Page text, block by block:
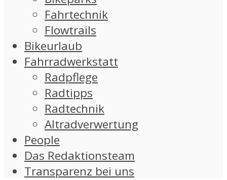
Fahrtechnik
Flowtrails
Bikeurlaub
Fahrradwerkstatt
Radpflege
Radtipps
Radtechnik
Altradverwertung
People
Das Redaktionsteam
Transparenz bei uns